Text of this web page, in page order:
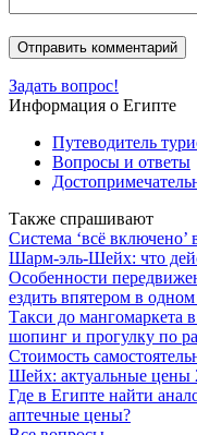
Задать вопрос!
Информация о Египте
Путеводитель
Вопросы и ответы
Также спрашивают
Система ‘всё включено’
Шарм-эль-Шейх: что
Особенности
ездить впятером в
Такси до мангомаркета
шопинг и прогулку по
Стоимость
Шейх: актуальные цены
Где в Египте найти
аптечные цены?